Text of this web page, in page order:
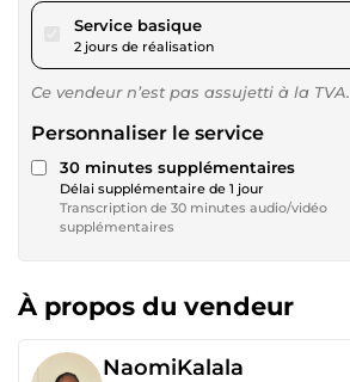
Service basiquepour 17,35 $US
2 jours de réalisation
Ce vendeur n’est pas assujetti à la TVA.
Personnaliser le service
30 minutes supplémentaires
Délai supplémentaire de 1 jour
Transcription de 30 minutes audio/vidéo
supplémentaires
À propos du vendeur
NaomiKalala